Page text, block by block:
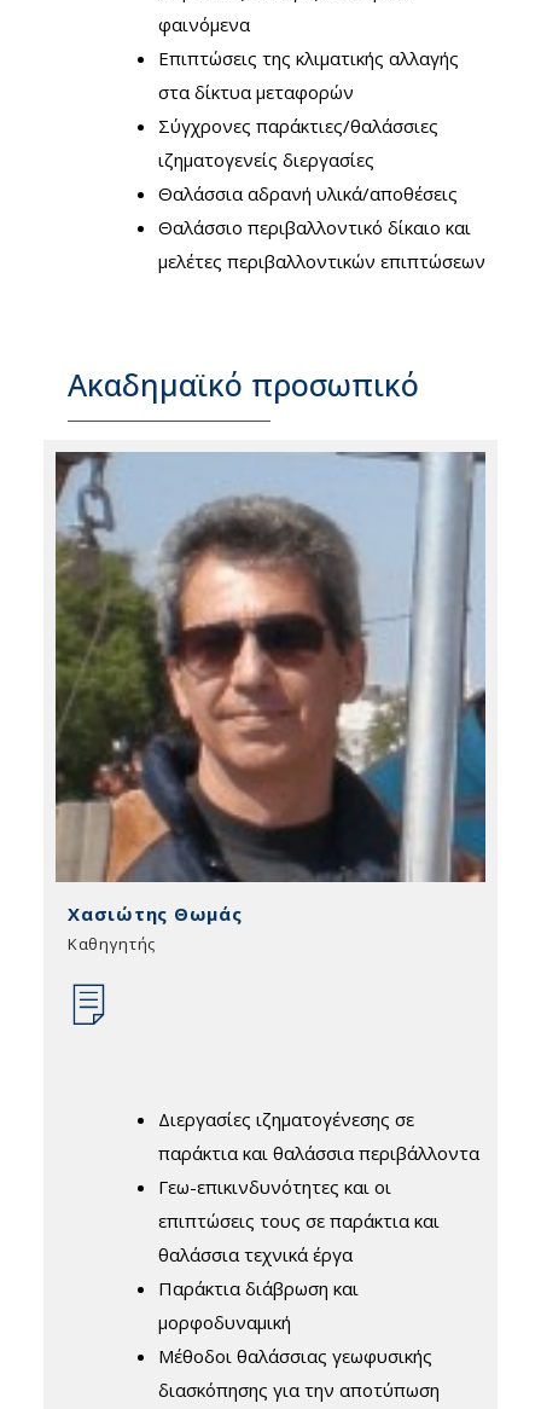
φαινόμενα
Επιπτώσεις της κλιματικής αλλαγής
στα δίκτυα μεταφορών
Σύγχρονες παράκτιες/θαλάσσιες
ιζηματογενείς διεργασίες
Θαλάσσια αδρανή υλικά/αποθέσεις
Θαλάσσιο περιβαλλοντικό δίκαιο και
μελέτες περιβαλλοντικών επιπτώσεων
Ακαδημαϊκό προσωπικό
Χασιώτης Θωμάς
Καθηγητής
Διεργασίες ιζηματογένεσης σε
παράκτια και θαλάσσια περιβάλλοντα
Γεω-επικινδυνότητες και οι
επιπτώσεις τους σε παράκτια και
θαλάσσια τεχνικά έργα
Παράκτια διάβρωση και
μορφοδυναμική
Μέθοδοι θαλάσσιας γεωφυσικής
διασκόπησης για την αποτύπωση